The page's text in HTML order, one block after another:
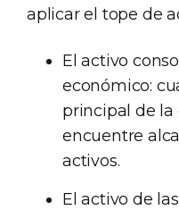
aplicar el tope de
El activo
económico:
principal de la
encuentre
activos.
El activo de